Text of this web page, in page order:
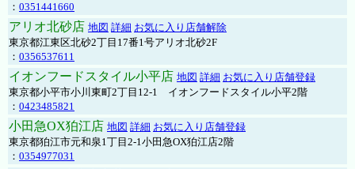
： 0351441660
アリオ北砂店 地図 詳細 お気に入り店舗解除
東京都江東区北砂2丁目17番1号アリオ北砂2F
： 0356537611
イオンフードスタイル小平店 地図 詳細 お気に入り店舗登録
東京都小平市小川東町2丁目12-1 イオンフードスタイル小平2階
： 0423485821
小田急OX狛江店 地図 詳細 お気に入り店舗登録
東京都狛江市元和泉1丁目2-1小田急OX狛江店2階
： 0354977031